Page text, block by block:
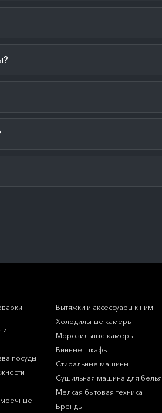
посуды
Вытяжки и аксессуары к ним
Холодильные камеры
Морозильные камеры
Винные шкафы
Стиральные машины
Сушильная машина для белья
Мелкая бытовая техника
Бренды